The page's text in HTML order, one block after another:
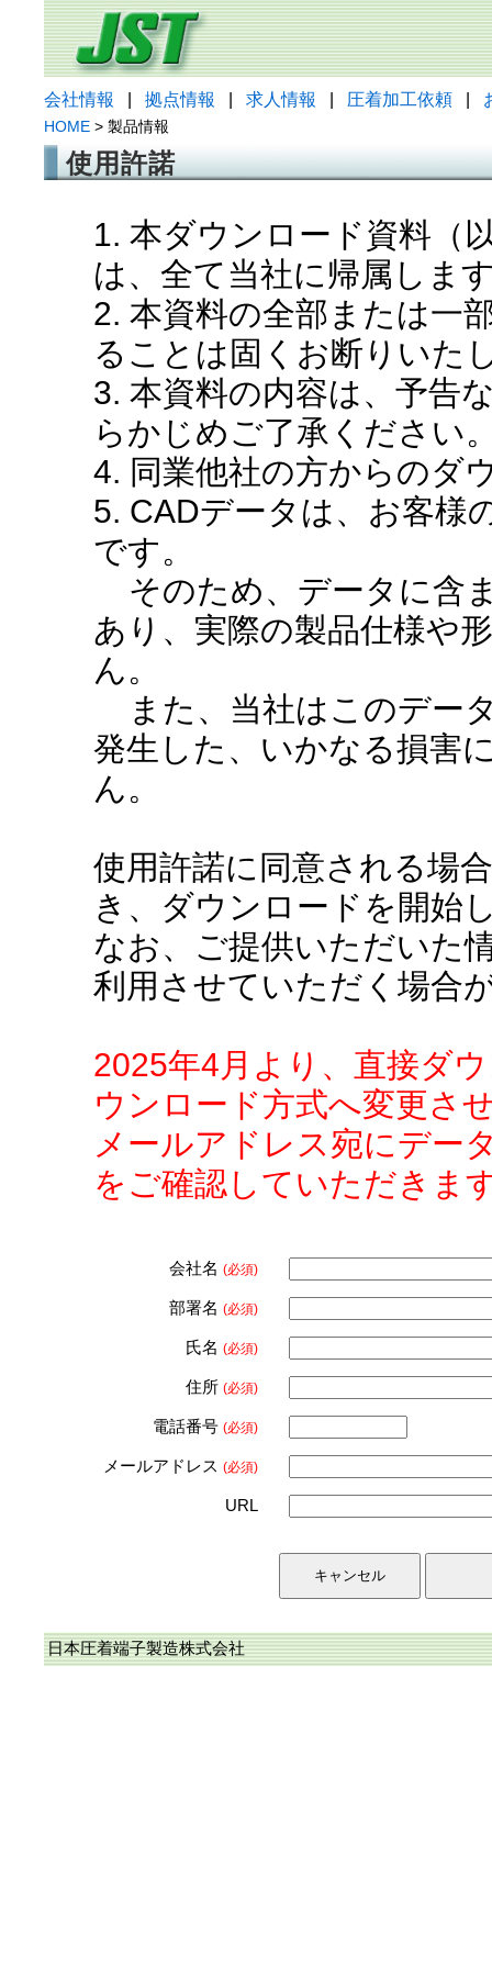
会社情報 拠点情報 求人情報 圧着加工依頼
HOME > 製品情報
使用許諾
1. 本ダウンロード資料（
は、全て当社に帰属しま
2. 本資料の全部または一
ることは固くお断りいた
3. 本資料の内容は、予告
らかじめご了承ください
4. 同業他社の方からのダ
5. CADデータは、お客様
です。
そのため、データに含
あり、実際の製品仕様や
ん。
また、当社はこのデー
発生した、いかなる損害
ん。
使用許諾に同意される場
き、ダウンロードを開始
なお、ご提供いただいた
利用させていただく場合
2025年4月より、直接ダ
ウンロード方式へ変更さ
メールアドレス宛にデー
をご確認していただきま
会社名 (必須)
部署名 (必須)
氏名 (必須)
住所 (必須)
電話番号 (必須)
メールアドレス (必須)
URL
日本圧着端子製造株式会社